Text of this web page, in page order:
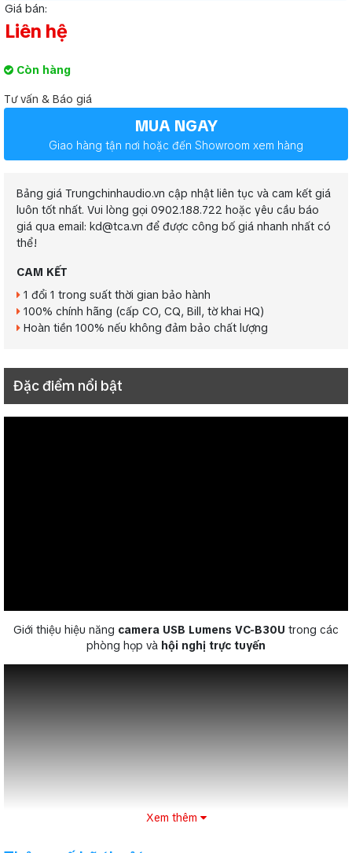
Giá bán:
Liên hệ
Còn hàng
Tư vấn & Báo giá
MUA NGAY
Giao hàng tận nơi hoặc đến Showroom xem hàng
Bảng giá Trungchinhaudio.vn cập nhật liên tục và cam kết giá
luôn tốt nhất. Vui lòng gọi 0902.188.722 hoặc yêu cầu báo
giá qua email: kd@tca.vn để được công bố giá nhanh nhất có
thể!
CAM KẾT
1 đổi 1 trong suất thời gian bảo hành
100% chính hãng (cấp CO, CQ, Bill, tờ khai HQ)
Hoàn tiền 100% nếu không đảm bảo chất lượng
Đặc điểm nổi bật
Giới thiệu hiệu năng camera USB Lumens VC-B30U trong các
phòng họp và hội nghị trực tuyến
Xem thêm